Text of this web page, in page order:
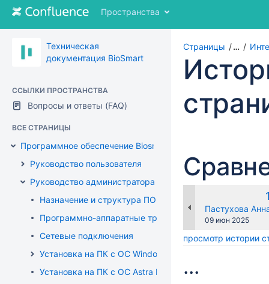
Перейти
содержимому
Перейти
меню
заголовка
меню
Перейти
Пространства
Техническая
документация BioSmart
ССЫЛКИ ПРОСТРАНСТВА
Вопросы и ответы (FAQ)
ВСЕ СТРАНИЦЫ
Программное обеспечение Biosmart-Studio
Руководство пользователя
Руководство администратора
Назначение и структура ПО Biosmart-Studio v6
Программно-аппаратные требования
Сетевые подключения
Установка на ПК с ОС Windows
Установка на ПК с ОС Astra Linux
Страницы …
Пастухова
Сохранено
09 июн 2025
просмотр истории
...